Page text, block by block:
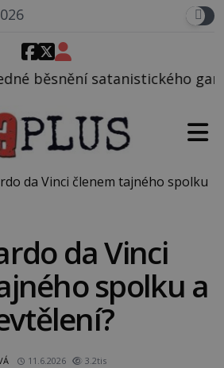
gangu vedeného
da Vinci členem tajného spolku
da Vinci
spolku a
11.6.2026 3.2tis